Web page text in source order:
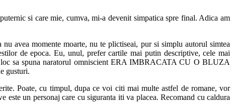
si care mie, cumva, mi-a devenit simpatica spre final. Adica am
avea momente moarte, nu te plictiseai, pur si simplu autorul simtea
de epoca. Eu, unul, prefer cartile mai putin descriptive, cele mai
loc sa spuna naratorul omniscient ERA IMBRACATA CU O BLUZA
gusturi.
Poate, cu timpul, dupa ce voi citi mai multe astfel de romane, vor
un personaj care cu siguranta iti va placea. Recomand cu caldura